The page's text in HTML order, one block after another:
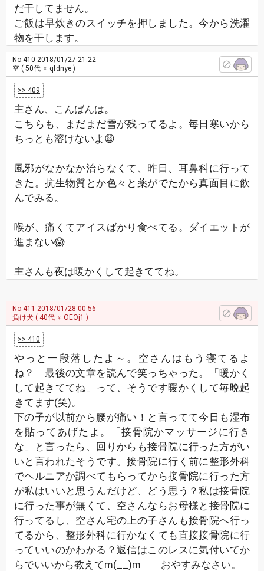
だ干してません。
ご飯は早炊きのスイッチを押しました。今から洗濯
物を干します。
No.410 2018/01/27 21:22
空 ( 50代 ♀ qfdnye )
>> 409
主さん、こんばんは。
こちらも、まだまだ雪が残ってるよ。毎日寒いから
ちっとも溶けないよ😩
風邪がなかなか治らなくて、昨日、耳鼻科に行って
きた。抗生物質とか色々と薬がでたから真面目に飲
んでみる。
喉が、痛くてアイスばかり食べてる。ダイエットが
進まない😱
主さんも夜は暖かくして起きててね。
No.411 2018/01/28 00:56
負け犬 ( 40代 ♀ OEOj1 )
>> 410
やっと一段落したよ～。空さんはもう寝てるよ
ね？ 最後の文章を読んで笑っちゃった。「暖かく
して起きててね」って、そうです暖かくして毎晩起
きてます(笑)。
下の子が以前から腰が痛い！と言ってて今日も湿布
を貼ってあげたよ。「接骨院かマッサージに行き
な」と言ったら、回りからも接骨院に行った方がい
いと言われたそうです。接骨院に行く前に整形外科
でヘルニアか調べてもらってから接骨院に行った方
が私はいいと思うんだけど、どう思う？私は接骨院
に行った事が無くて、空さんならお母様と接骨院に
行ってるし、空さん宅の上の子さんも接骨院へ行っ
てるから、整形外科に行かなくても直接接骨院に行
っていいのかわかる？返信はこのレスに気付いてか
らでいいから教えてm(__)m おやすみなさい。